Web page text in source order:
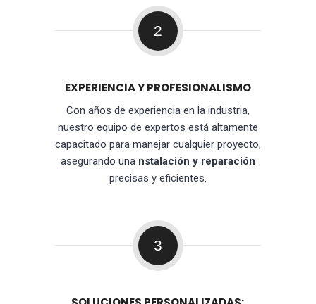
2
EXPERIENCIA Y PROFESIONALISMO
Con años de experiencia en la industria,
nuestro equipo de expertos está altamente
capacitado para manejar cualquier proyecto,
asegurando una nstalación y reparación
precisas y eficientes.
3